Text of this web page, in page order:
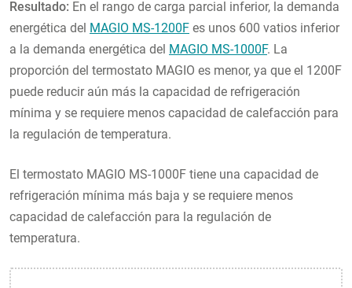
Resultado: En el rango de carga parcial inferior, la demanda
energética del MAGIO MS-1200F es unos 600 vatios inferior
a la demanda energética del MAGIO MS-1000F. La
proporción del termostato MAGIO es menor, ya que el 1200F
puede reducir aún más la capacidad de refrigeración
mínima y se requiere menos capacidad de calefacción para
la regulación de temperatura.
El termostato MAGIO MS-1000F tiene una capacidad de
refrigeración mínima más baja y se requiere menos
capacidad de calefacción para la regulación de
temperatura.